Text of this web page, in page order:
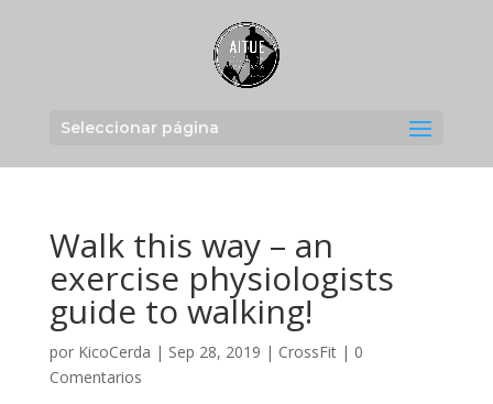
Seleccionar página
Walk this way – an
exercise physiologists
guide to walking!
por KicoCerda | Sep 28, 2019 | CrossFit| 0
Comentarios